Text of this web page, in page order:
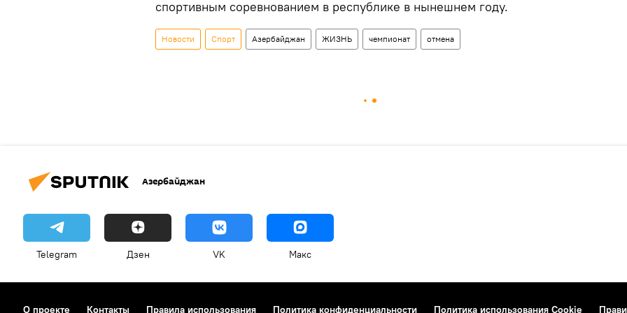
спортивным соревнованием в республике в нынешнем году.
Новости Спорт Азербайджан ЖИЗНЬ чемпионат отмена
Азербайджан
Telegram Дзен VK Макс
О проекте Контакты Правила использования Политика конфиденциальности Политика использования Cookie